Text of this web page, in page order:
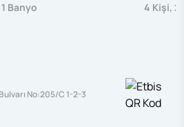
1 Banyo 4 Kişi, 2
No:205/C 1-2-3